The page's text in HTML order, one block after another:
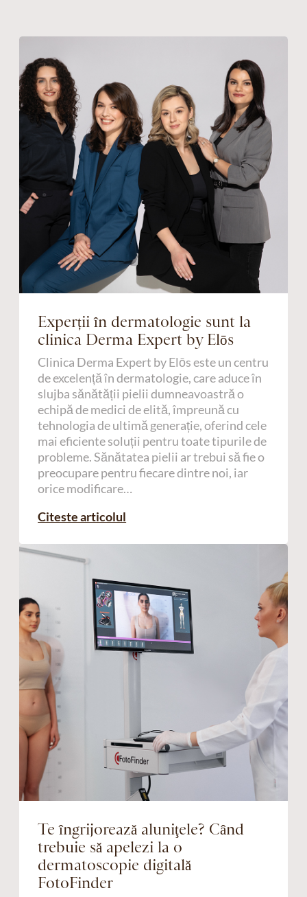
Experții în dermatologie sunt la
clinica Derma Expert by Elōs
Clinica Derma Expert by Elōs este un centru
de excelență în dermatologie, care aduce în
slujba sănătății pielii dumneavoastră o
echipă de medici de elită, împreună cu
tehnologia de ultimă generație, oferind cele
mai eficiente soluții pentru toate tipurile de
probleme. Sănătatea pielii ar trebui să fie o
preocupare pentru fiecare dintre noi, iar
orice modificare…
Citeste articolul
Te îngrijorează aluniţele? Când
trebuie să apelezi la o
dermatoscopie digitală
FotoFinder